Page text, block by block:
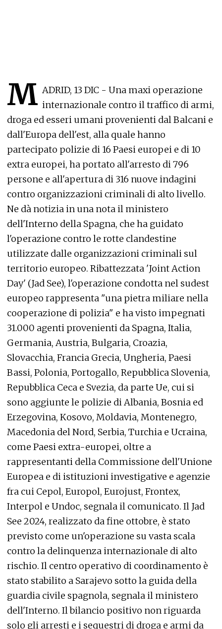
M ADRID, 13 DIC - Una maxi operazione
internazionale contro il traffico di armi,
droga ed esseri umani provenienti dal Balcani e
dall'Europa dell'est, alla quale hanno
partecipato polizie di 16 Paesi europei e di 10
extra europei, ha portato all'arresto di 796
persone e all'apertura di 316 nuove indagini
contro organizzazioni criminali di alto livello.
Ne dà notizia in una nota il ministero
dell'Interno della Spagna, che ha guidato
l'operazione contro le rotte clandestine
utilizzate dalle organizzazioni criminali sul
territorio europeo. Ribattezzata 'Joint Action
Day' (Jad See), l'operazione condotta nel sudest
europeo rappresenta "una pietra miliare nella
cooperazione di polizia" e ha visto impegnati
31.000 agenti provenienti da Spagna, Italia,
Germania, Austria, Bulgaria, Croazia,
Slovacchia, Francia Grecia, Ungheria, Paesi
Bassi, Polonia, Portogallo, Repubblica Slovenia,
Repubblica Ceca e Svezia, da parte Ue, cui si
sono aggiunte le polizie di Albania, Bosnia ed
Erzegovina, Kosovo, Moldavia, Montenegro,
Macedonia del Nord, Serbia, Turchia e Ucraina,
come Paesi extra-europei, oltre a
rappresentanti della Commissione dell'Unione
Europea e di istituzioni investigative e agenzie
fra cui Cepol, Europol, Eurojust, Frontex,
Interpol e Undoc, segnala il comunicato. Il Jad
See 2024, realizzato da fine ottobre, è stato
previsto come un'operazione su vasta scala
contro la delinquenza internazionale di alto
rischio. Il centro operativo di coordinamento è
stato stabilito a Sarajevo sotto la guida della
guardia civile spagnola, segnala il ministero
dell'Interno. Il bilancio positivo non riguarda
solo gli arresti e i sequestri di droga e armi da